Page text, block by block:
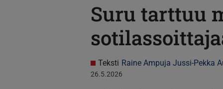
Suru tarttuu
Teksti Raine Ampuja Jussi-Pekka
26.5.2026